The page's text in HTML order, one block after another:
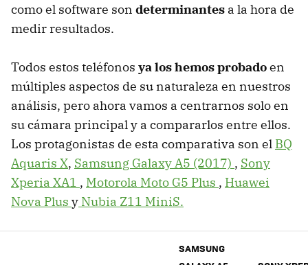
como el software son determinantes a la hora de
medir resultados.
Todos estos teléfonos ya los hemos probadoen
múltiples aspectos de su naturaleza en nuestros
análisis, pero ahora vamos a centrarnos solo en
su cámara principal y a compararlos entre ellos.
Los protagonistas de esta comparativa son el BQ
Aquaris X, Samsung Galaxy A5 (2017) , Sony
Xperia XA1 , Motorola Moto G5 Plus , Huawei
Nova Plus y Nubia Z11 MiniS.
SAMSUNG